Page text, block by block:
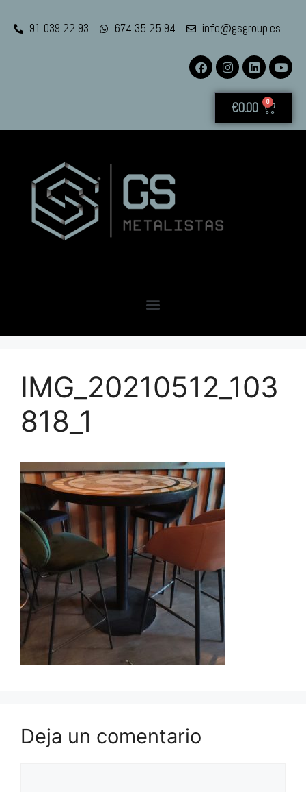
91 039 22 93 674 35 25 94 info@gsgroup.es
€0.00 0
IMG_20210512_103
818_1
Deja un comentario